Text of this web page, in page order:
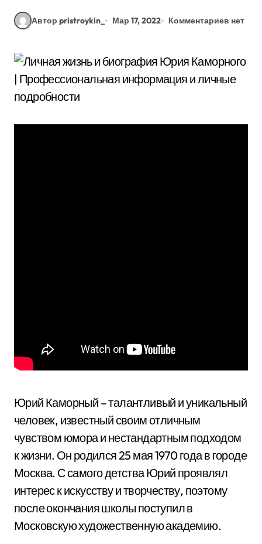
Автор pristroykin_ Мар 17, 2022 Комментариев нет
Юрий Каморный – талантливый и уникальный
человек, известный своим отличным
чувством юмора и нестандартным подходом
к жизни. Он родился 25 мая 1970 года в городе
Москва. С самого детства Юрий проявлял
интерес к искусству и творчеству, поэтому
после окончания школы поступил в
Московскую художественную академию.